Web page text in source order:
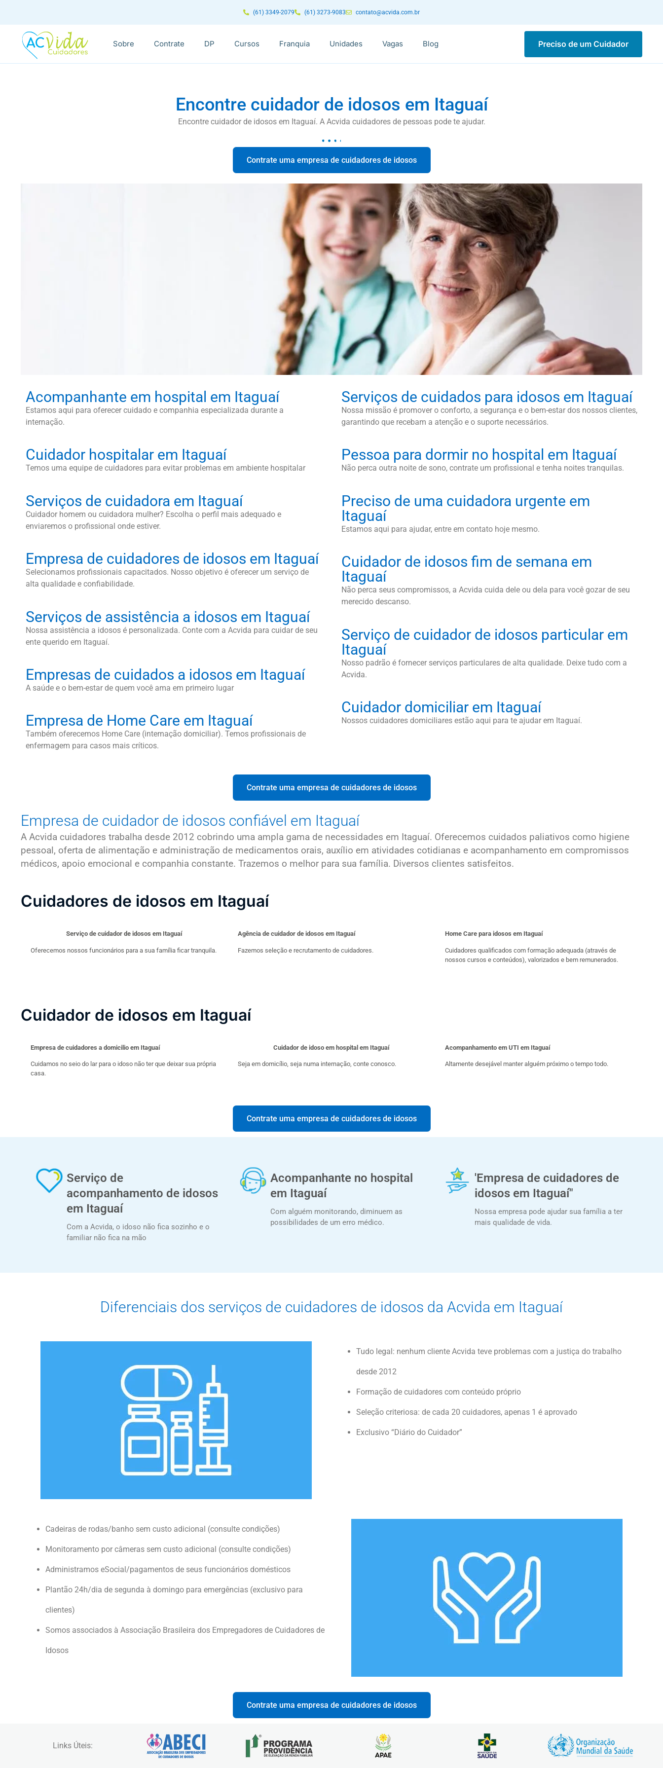
(61) 3349-2079 (61) 3273-9083 contato@acvida.com.br
Sobre Contrate DP Cursos Franquia Unidades Vagas Blog Preciso de um Cuidador
Encontre cuidador de idosos em Itaguaí
Encontre cuidador de idosos em Itaguaí. A Acvida cuidadores de pessoas pode te ajudar.
Contrate uma empresa de cuidadores de idosos
Acompanhante em hospital em Itaguaí
Estamos aqui para oferecer cuidado e companhia especializada durante a
internação.
Cuidador hospitalar em Itaguaí
Temos uma equipe de cuidadores para evitar problemas em ambiente hospitalar
Serviços de cuidadora em Itaguaí
Cuidador homem ou cuidadora mulher? Escolha o perfil mais adequado e
enviaremos o profissional onde estiver.
Empresa de cuidadores de idosos em Itaguaí
Selecionamos profissionais capacitados. Nosso objetivo é oferecer um serviço de
alta qualidade e confiabilidade.
Serviços de assistência a idosos em Itaguaí
Nossa assistência a idosos é personalizada. Conte com a Acvida para cuidar de seu
ente querido em Itaguaí.
Empresas de cuidados a idosos em Itaguaí
A saúde e o bem-estar de quem você ama em primeiro lugar
Empresa de Home Care em Itaguaí
Também oferecemos Home Care (internação domiciliar). Temos profissionais de
enfermagem para casos mais críticos.
Serviços de cuidados para idosos em Itaguaí
Nossa missão é promover o conforto, a segurança e o bem-estar dos nossos clientes,
garantindo que recebam a atenção e o suporte necessários.
Pessoa para dormir no hospital em Itaguaí
Não perca outra noite de sono, contrate um profissional e tenha noites tranquilas.
Preciso de uma cuidadora urgente em
Itaguaí
Estamos aqui para ajudar, entre em contato hoje mesmo.
Cuidador de idosos fim de semana em
Itaguaí
Não perca seus compromissos, a Acvida cuida dele ou dela para você gozar de seu
merecido descanso.
Serviço de cuidador de idosos particular em
Itaguaí
Nosso padrão é fornecer serviços particulares de alta qualidade. Deixe tudo com a
Acvida.
Cuidador domiciliar em Itaguaí
Nossos cuidadores domiciliares estão aqui para te ajudar em Itaguaí.
Contrate uma empresa de cuidadores de idosos
Empresa de cuidador de idosos confiável em Itaguaí
A Acvida cuidadores trabalha desde 2012 cobrindo uma ampla gama de necessidades em Itaguaí. Oferecemos cuidados paliativos como higiene
pessoal, oferta de alimentação e administração de medicamentos orais, auxílio em atividades cotidianas e acompanhamento em compromissos
médicos, apoio emocional e companhia constante. Trazemos o melhor para sua família. Diversos clientes satisfeitos.
Cuidadores de idosos em Itaguaí
Serviço de cuidador de idosos em Itaguaí
Oferecemos nossos funcionários para a sua família ficar tranquila.
Agência de cuidador de idosos em Itaguaí
Fazemos seleção e recrutamento de cuidadores.
Home Care para idosos em Itaguaí
Cuidadores qualificados com formação adequada (através de
nossos cursos e conteúdos), valorizados e bem remunerados.
Cuidador de idosos em Itaguaí
Empresa de cuidadores a domicilio em Itaguaí
Cuidamos no seio do lar para o idoso não ter que deixar sua própria
casa.
Cuidador de idoso em hospital em Itaguaí
Seja em domicílio, seja numa internação, conte conosco.
Acompanhamento em UTI em Itaguaí
Altamente desejável manter alguém próximo o tempo todo.
Contrate uma empresa de cuidadores de idosos
Serviço de
acompanhamento de idosos
em Itaguaí
Com a Acvida, o idoso não fica sozinho e o
familiar não fica na mão
Acompanhante no hospital
em Itaguaí
Com alguém monitorando, diminuem as
possibilidades de um erro médico.
'Empresa de cuidadores de
idosos em Itaguaí"
Nossa empresa pode ajudar sua família a ter
mais qualidade de vida.
Diferenciais dos serviços de cuidadores de idosos da Acvida em Itaguaí
Tudo legal: nenhum cliente Acvida teve problemas com a justiça do trabalho
desde 2012
Formação de cuidadores com conteúdo próprio
Seleção criteriosa: de cada 20 cuidadores, apenas 1 é aprovado
Exclusivo “Diário do Cuidador”
Cadeiras de rodas/banho sem custo adicional (consulte condições)
Monitoramento por câmeras sem custo adicional (consulte condições)
Administramos eSocial/pagamentos de seus funcionários domésticos
Plantão 24h/dia de segunda à domingo para emergências (exclusivo para
clientes)
Somos associados à Associação Brasileira dos Empregadores de Cuidadores de
Idosos
Contrate uma empresa de cuidadores de idosos
Links Úteis: